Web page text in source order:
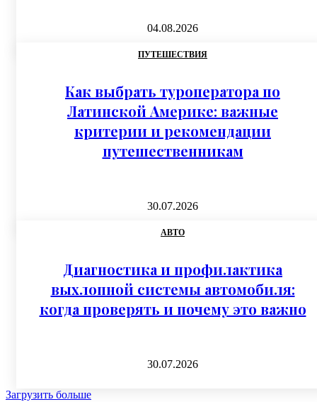
04.08.2026
ПУТЕШЕСТВИЯ
Как выбрать туроператора по
Латинской Америке: важные
критерии и рекомендации
путешественникам
30.07.2026
АВТО
Диагностика и профилактика
выхлопной системы автомобиля:
когда проверять и почему это важно
30.07.2026
Загрузить больше